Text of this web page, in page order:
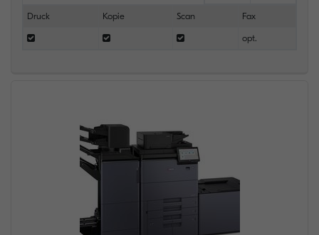
Druck Kopie Scan Fax
opt.